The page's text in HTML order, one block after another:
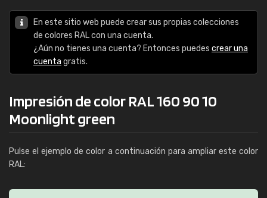
En este sitio web puede crear sus propias colecciones
de colores RAL con una cuenta.
¿Aún no tienes una cuenta? Entonces puedes crear una
cuenta gratis.
Impresión de color RAL 160 90 10
Moonlight green
Pulse el ejemplo de color a continuación para ampliar este color
RAL: